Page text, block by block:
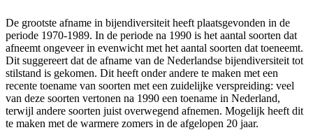
De grootste afname in bijendiversiteit heeft plaatsgevonden in de
periode 1970-1989. In de periode na 1990 is het aantal soorten dat
afneemt ongeveer in evenwicht met het aantal soorten dat toeneemt.
Dit suggereert dat de afname van de Nederlandse bijendiversiteit tot
stilstand is gekomen. Dit heeft onder andere te maken met een
recente toename van soorten met een zuidelijke verspreiding: veel
van deze soorten vertonen na 1990 een toename in Nederland,
terwijl andere soorten juist overwegend afnemen. Mogelijk heeft dit
te maken met de warmere zomers in de afgelopen 20 jaar.